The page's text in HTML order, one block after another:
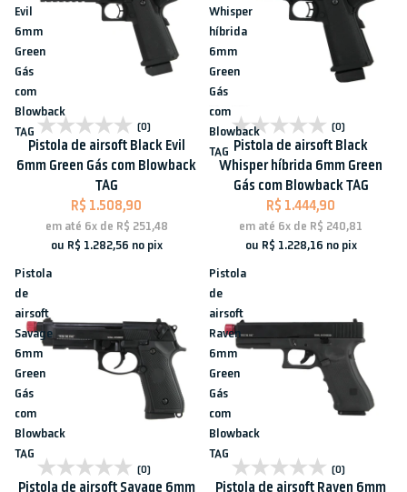
Evil
6mm
Green
Gás
com
Blowback
TAG
Esgotado
(0)
Pistola de airsoft Black Evil
6mm Green Gás com Blowback
TAG
R$ 1.508,90
em até 6xde R$ 251,48
ou R$ 1.282,56 no pix
Whisper
híbrida
6mm
Green
Gás
com
Blowback
TAG
Esgotado
(0)
Pistola de airsoft Black
Whisper híbrida 6mm Green
Gás com Blowback TAG
R$ 1.444,90
em até 6x de R$ 240,81
ou R$ 1.228,16 no pix
Pistola
de
airsoft
Savage
6mm
Green
Gás
com
Blowback
TAG
Esgotado
(0)
Pistola de airsoft Savage 6mm
Pistola
de
airsoft
Raven
6mm
Green
Gás
com
Blowback
TAG
Esgotado
(0)
Pistola de airsoft Raven 6mm